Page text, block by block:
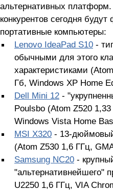
альтернативных
конкурентов сегодня
портативные компьютеры:
Lenovo IdeaPad S10 -
обычными для этого
характеристиками
Гб, Windows XP Home
Dell Mini 12 -
Poulsbo (Atom Z520
Windows Vista Home
MSI X320 - 13-
(Atom Z530 1,6 ГГц,
Samsung NC20 -
"альтернативнейшего"
U2250 1,6 ГГц, VIA